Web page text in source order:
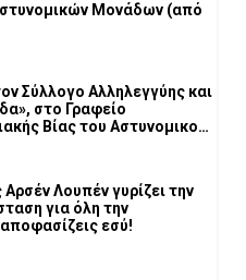
Μονάδων (από
Σύλλογο Αλληλεγγύης και
στο Γραφείο
Βίας του Αστυνομικού
Λουπέν γυρίζει την
για όλη την
το αποφασίζεις εσύ!